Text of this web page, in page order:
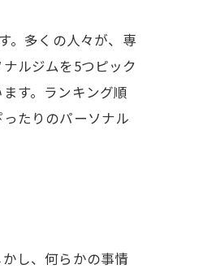
。多くの人々が、専
ルジムを5つピック
す。ランキング順
たりのパーソナル
し、何らかの事情